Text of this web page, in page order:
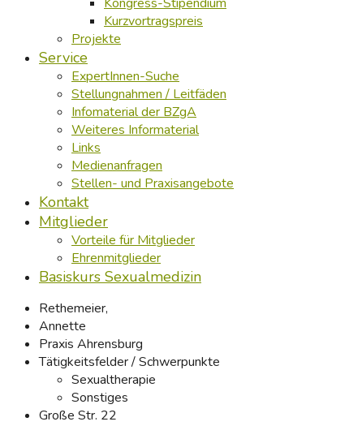
Kurzvortragspreis
Projekte
Service
ExpertInnen-Suche
Stellungnahmen / Leitfäden
Infomaterial der BZgA
Weiteres Informaterial
Links
Medienanfragen
Stellen- und Praxisangebote
Kontakt
Mitglieder
Vorteile für Mitglieder
Ehrenmitglieder
Basiskurs Sexualmedizin
Rethemeier,
Annette
Praxis Ahrensburg
Tätigkeitsfelder / Schwerpunkte
Sexualtherapie
Sonstiges
Große Str. 22